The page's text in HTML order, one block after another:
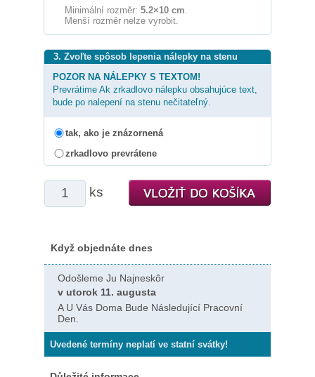
Minimální rozměr: 5.2×10 cm
Menší rozměr nelze vyrobit.
3. Zvoľte spôsob lepenia nálepky na stenu
POZOR NA NÁLEPKY S TEXTOM!
Prevrátime Ak zrkadlovo nálepku obsahujúce text,
bude po nalepení na stenu nečitateľný.
tak, ako je znázornená
zrkadlovo prevrátene
ks
Když objednáte dnes
Odošleme Ju Najneskôr
v utorok 11. augusta
A U Vás Doma Bude Následující Pracovní
Den.
Uvedené termíny neplatí ve statní svátky!